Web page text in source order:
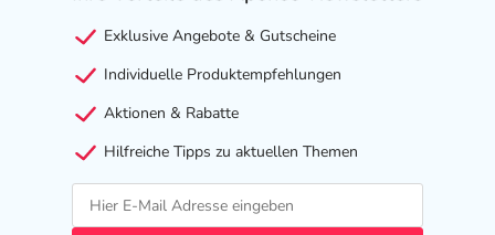
Adresse des Anbieters/Herstellers
PIERRE FABRE DERMO KOSMETIK GmbH
79108 Freiburg
elektronische Adresse: adv_de@pierre-fabre.com
Exklusive Angebote & Gutscheine
Individuelle Produktempfehlungen
Aktionen & Rabatte
Hilfreiche Tipps zu aktuellen Themen